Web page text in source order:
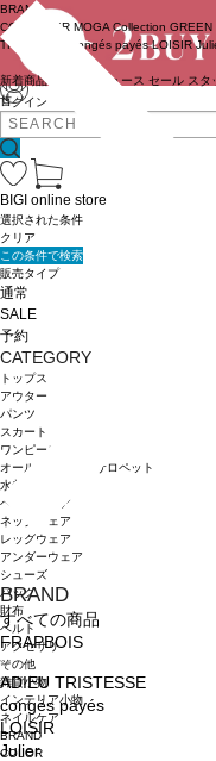
ログイン
BRAND
COUTURIER MOGA Collection GREEN
TRISTESSE
congés payés LOISIR
新着商品 ニュース セール スタ
せ
BRAND
すべての商品
FRAPBOIS
ADIEU TRISTESSE
congés payés
LOISIR
Julier
BIGI online store
選択された条件
クリア
この条件で検索
販売タイプ
通常
SALE
予約
CATEGORY
トップス
アウター
パンツ
スカート
ワンピース
オールインワン・サロペット
水着
ヘッドウェア
ネックウェア
レッグウェア
アンダーウェア
シューズ
バッグ
財布
ベルト
アクセサリ
その他
雑貨小物
インテリア小物
ネイルケア
BRAND
COLOR